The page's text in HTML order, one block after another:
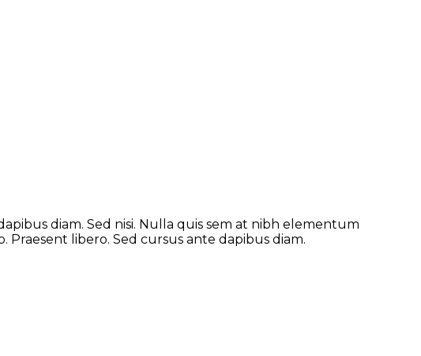
diam. Sed nisi. Nulla quis sem at nibh elementum
libero. Sed cursus ante dapibus diam.